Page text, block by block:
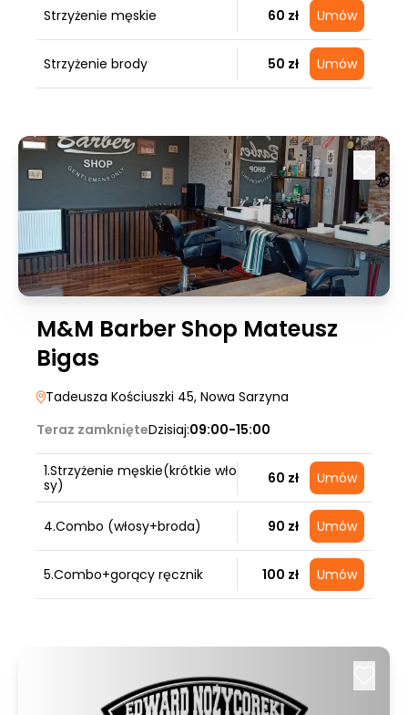
Strzyżenie męskie 60 zł Umów
Strzyżenie brody 50 zł Umów
M&M Barber Shop Mateusz
Bigas
Tadeusza Kościuszki 45, Nowa Sarzyna
Teraz zamknięteDzisiaj:09:00-15:00
1.Strzyżenie męskie(krótkie wło
sy)
60 zł Umów
4.Combo (włosy+broda) 90 zł Umów
5.Combo+gorący ręcznik 100 zł Umów